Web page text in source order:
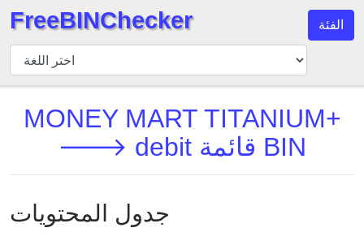
مدقق
BIN
BIN
API
FreeBINChecker الفئة
MONEY MART TITANIUM+
🡒 debit قائمة BIN
جدول المحتويات